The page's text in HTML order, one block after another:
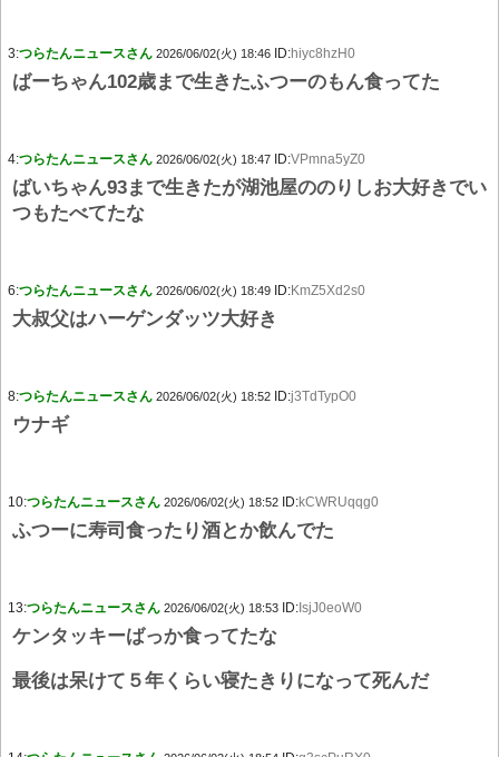
3:つらたんニュースさん 2026/06/02(火) 18:46 ID:hiyc8hzH0
ばーちゃん102歳まで生きたふつーのもん食ってた
4:つらたんニュースさん 2026/06/02(火) 18:47 ID:VPmna5yZ0
ばいちゃん93まで生きたが湖池屋ののりしお大好きでい
つもたべてたな
6:つらたんニュースさん 2026/06/02(火) 18:49 ID:KmZ5Xd2s0
大叔父はハーゲンダッツ大好き
8:つらたんニュースさん 2026/06/02(火) 18:52 ID:j3TdTypO0
ウナギ
10:つらたんニュースさん 2026/06/02(火) 18:52 ID:kCWRUqqg0
ふつーに寿司食ったり酒とか飲んでた
13:つらたんニュースさん 2026/06/02(火) 18:53 ID: IsjJ0eoW0
ケンタッキーばっか食ってたな
最後は呆けて５年くらい寝たきりになって死んだ